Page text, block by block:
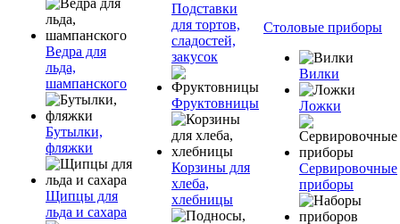
Ведра для
льда,
шампанского
Бутылки,
фляжки
Щипцы для
льда и сахара
Подставки
для тортов,
сладостей,
закусок
Фруктовницы
Корзины для
хлеба,
хлебницы
Столовые приборы
Вилки
Ложки
Сервировочные
приборы